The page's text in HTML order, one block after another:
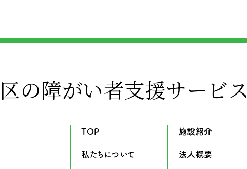
の障がい者支援サービス
TOP
私たちについて
施設紹介
法人概要